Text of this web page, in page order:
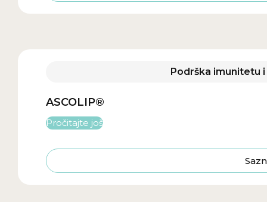
Podrška imunitetu
ASCOLIP®
Pročitajte još